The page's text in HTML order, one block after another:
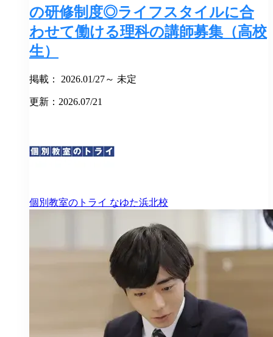
の研修制度◎ライフスタイルに合
わせて働ける理科の講師募集（高校
生）
掲載： 2026.01/27～ 未定
更新：2026.07/21
個別教室のトライ なゆた浜北校